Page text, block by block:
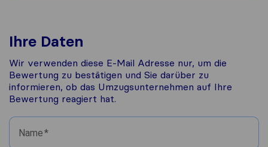
Ihre Daten
Wir verwenden diese E-Mail Adresse nur, um die
Bewertung zu bestätigen und Sie darüber zu
informieren, ob das Umzugsunternehmen auf Ihre
Bewertung reagiert hat.
Name